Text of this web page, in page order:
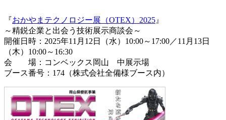
『おかやまテクノロジー展（OTEX）2025 』
～精鋭企業と出会う技術展示商談会～
開催日時：2025年11月12日（水）10:00～17:00／11月13日
（木）10:00～16:30
会 場：コンベックス岡山 中展示場
ブース番号：174（株式会社全備様ブース内）